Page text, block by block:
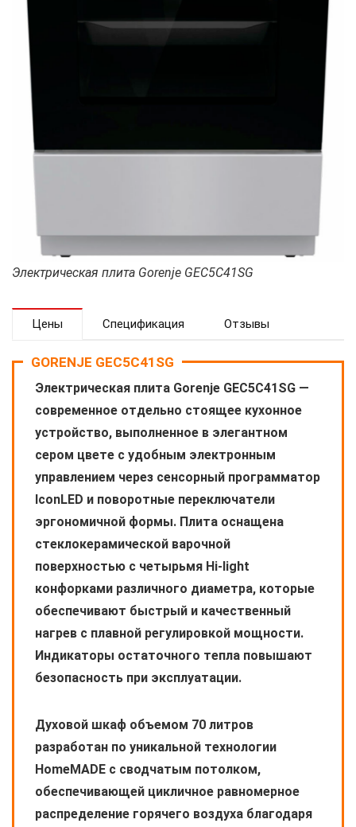
Электрическая плита Gorenje GEC5C41SG
Цены Спецификация Отзывы
GORENJE GEC5C41SG
Электрическая плита Gorenje GEC5C41SG —
современное отдельно стоящее кухонное
устройство, выполненное в элегантном
сером цвете с удобным электронным
управлением через сенсорный программатор
IconLED и поворотные переключатели
эргономичной формы. Плита оснащена
стеклокерамической варочной
поверхностью с четырьмя Hi-light
конфорками различного диаметра, которые
обеспечивают быстрый и качественный
нагрев с плавной регулировкой мощности.
Индикаторы остаточного тепла повышают
безопасность при эксплуатации.
Духовой шкаф объемом 70 литров
разработан по уникальной технологии
HomeMADE с сводчатым потолком,
обеспечивающей цикличное равномерное
распределение горячего воздуха благодаря